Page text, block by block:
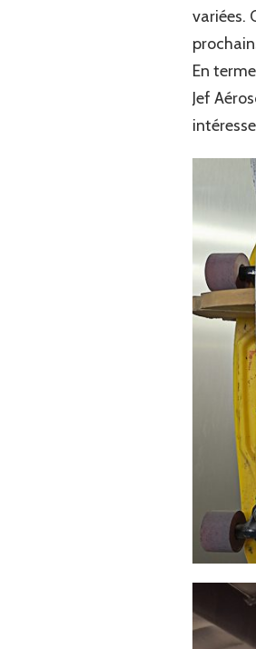
variées.
En
Jef